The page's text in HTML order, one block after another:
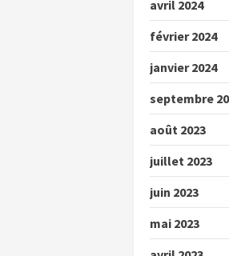
avril 2024
février 2024
janvier 2024
septembre
août 2023
juillet 2023
juin 2023
mai 2023